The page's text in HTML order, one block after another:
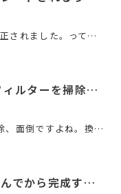
4月に建築基準法が改正されました。って、もう知ってますよね。…
【24時間換気のフィルターを掃除しなきゃいけない理由】
24時間換気扇のお掃除、面倒ですよね。換気扇なんか無くても変…
【インテリアは住んでから完成する。】